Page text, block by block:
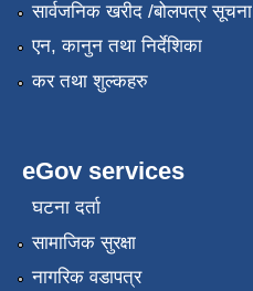
सार्वजनिक खरीद /बोलपत्र सूचना
एन, कानुन तथा निर्देशिका
कर तथा शुल्कहरु
eGov services
घटना दर्ता
सामाजिक सुरक्षा
नागरिक वडापत्र